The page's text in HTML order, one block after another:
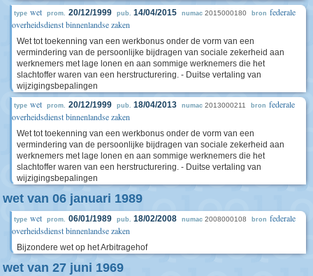
type wet prom. 20/12/1999 pub. 14/04/2015 numac 2015000180 bron federale
overheidsdienst binnenlandse zaken
Wet tot toekenning van een werkbonus onder de vorm van een
vermindering van de persoonlijke bijdragen van sociale zekerheid aan
werknemers met lage lonen en aan sommige werknemers die het
slachtoffer waren van een herstructurering. - Duitse vertaling van
wijzigingsbepalingen
type wet prom. 20/12/1999 pub. 18/04/2013 numac 2013000211 bron federale
overheidsdienst binnenlandse zaken
Wet tot toekenning van een werkbonus onder de vorm van een
vermindering van de persoonlijke bijdragen van sociale zekerheid aan
werknemers met lage lonen en aan sommige werknemers die het
slachtoffer waren van een herstructurering. - Duitse vertaling van
wijzigingsbepalingen
wet van 06 januari 1989
type wet prom. 06/01/1989 pub. 18/02/2008 numac 2008000108 bron federale
overheidsdienst binnenlandse zaken
Bijzondere wet op het Arbitragehof
wet van 27 juni 1969